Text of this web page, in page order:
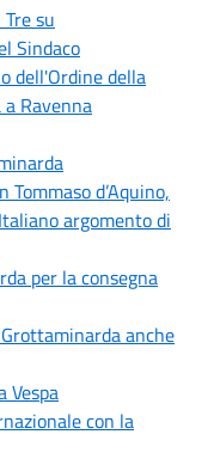
su
Sindaco
dell'Ordine della
Ravenna
d’Aquino,
argomento di
per la consegna
Grottaminarda anche
Vespa
con la